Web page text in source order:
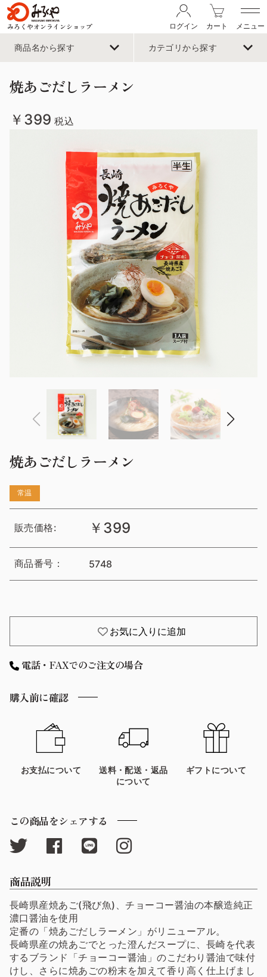
みろくやオンラインショップ ログイン カート メニュー
商品名から探す カテゴリから探す
焼あごだしラーメン
￥399 税込
焼あごだしラーメン
常温
販売価格: ￥399
商品番号： 5748
お気に入りに追加
電話・FAXでのご注文の場合
購入前に確認
お支払について
送料・配送・返品
について
ギフトについて
この商品をシェアする
商品説明
長崎県産焼あご(飛び魚)、チョーコー醤油の本醸造純正
濃口醤油を使用
定番の「焼あごだしラーメン」がリニューアル。
長崎県産の焼あごでとった澄んだスープに、長崎を代表
するブランド「チョーコー醤油」のこだわり醤油で味付
けし、さらに焼あごの粉末を加えて香り高く仕上げまし